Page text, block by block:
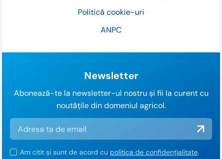
Politică cookie-uri
ANPC
Newsletter
Abonează-te la newsletter-ul nostru și fii la curent cu
noutățile din domeniul agricol.
Am citit și sunt de acord cu politica de confidențialitate.